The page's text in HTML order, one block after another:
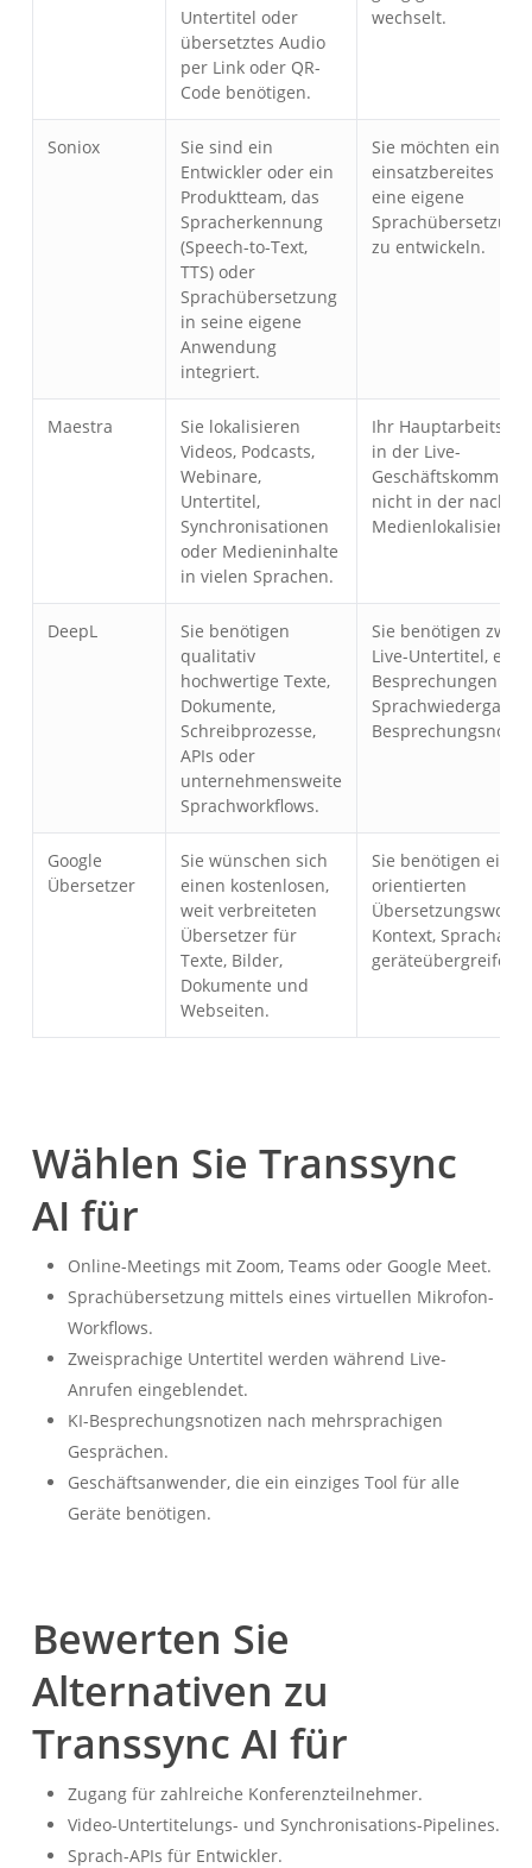
Untertitel oder
übersetztes Audio
per Link oder QR-
Code benötigen.
wechselt.
Soniox
Sie sind ein
Entwickler oder ein
Produktteam, das
Spracherkennung
(Speech-to-Text,
TTS) oder
Sprachübersetzung
in seine eigene
Anwendung
integriert.
Sie möchten ein
einsatzbereites
eine eigene
zu entwickeln.
Maestra
Sie lokalisieren
Videos, Podcasts,
Webinare,
Untertitel,
Synchronisationen
oder Medieninhalte
in vielen Sprachen.
Ihr
in der Live-
nicht in der
DeepL
Sie benötigen
qualitativ
hochwertige Texte,
Dokumente,
Schreibprozesse,
APIs oder
unternehmensweite
Sprachworkflows.
Sie benötigen
Live-Untertitel,
Besprechungen
Sprachwiedergabe
Google
Übersetzer
Sie wünschen sich
einen kostenlosen,
weit verbreiteten
Übersetzer für
Texte, Bilder,
Dokumente und
Webseiten.
Sie benötigen
orientierten
Kontext,
Wählen Sie Transsync
AI für
Online-Meetings mit Zoom, Teams oder Google Meet.
Sprachübersetzung mittels eines virtuellen Mikrofon-
Workflows.
Zweisprachige Untertitel werden während Live-
Anrufen eingeblendet.
KI-Besprechungsnotizen nach mehrsprachigen
Gesprächen.
Geschäftsanwender, die ein einziges Tool für alle
Geräte benötigen.
Bewerten Sie
Alternativen zu
Transsync AI für
Zugang für zahlreiche Konferenzteilnehmer.
Video-Untertitelungs- und Synchronisations-Pipelines.
Sprach-APIs für Entwickler.